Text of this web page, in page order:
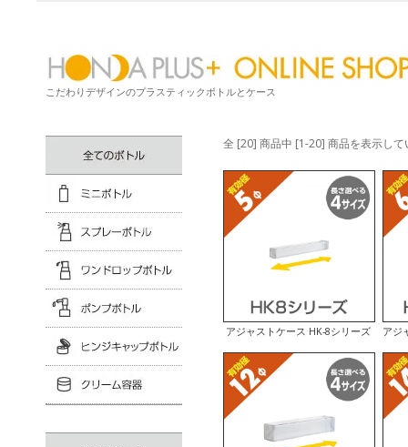
こだわりデザインのプラスティックボトルとケース
全 [20] 商品中 [1-20] 商品を表示して
アジャストケース HK-8シリーズ アジ